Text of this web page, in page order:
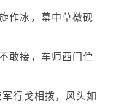
作冰，幕中草檄砚
敢接，车师西门伫
行戈相拨，风头如